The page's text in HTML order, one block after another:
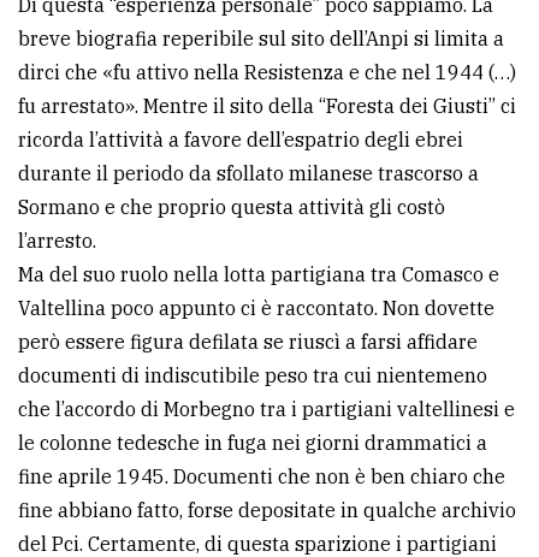
breve biografia reperibile sul sito dell’Anpi si limita a
dirci che «fu attivo nella Resistenza e che nel 1944 (…)
fu arrestato». Mentre il sito della “Foresta dei Giusti” ci
ricorda l’attività a favore dell’espatrio degli ebrei
durante il periodo da sfollato milanese trascorso a
Sormano e che proprio questa attività gli costò
l’arresto.
Ma del suo ruolo nella lotta partigiana tra Comasco e
Valtellina poco appunto ci è raccontato. Non dovette
però essere figura defilata se riuscì a farsi affidare
documenti di indiscutibile peso tra cui nientemeno
che l’accordo di Morbegno tra i partigiani valtellinesi e
le colonne tedesche in fuga nei giorni drammatici a
fine aprile 1945. Documenti che non è ben chiaro che
fine abbiano fatto, forse depositate in qualche archivio
del Pci. Certamente, di questa sparizione i partigiani